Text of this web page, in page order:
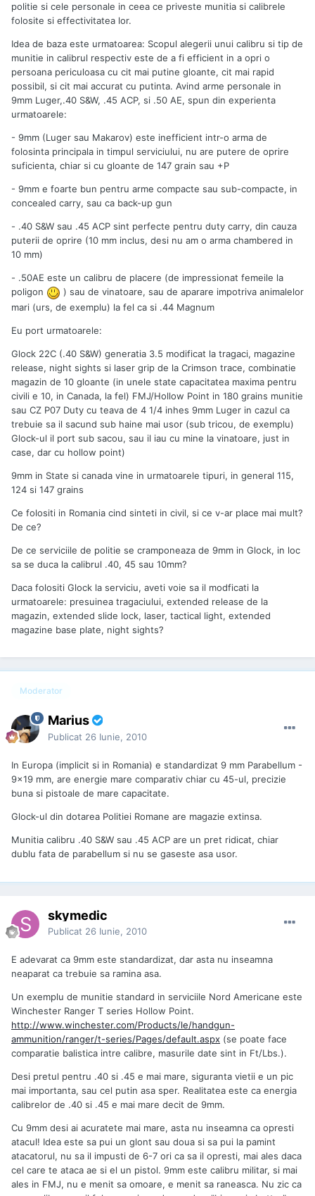
politie si cele personale in ceea ce priveste munitia si calibrele
folosite si effectivitatea lor.
Idea de baza este urmatoarea: Scopul alegerii unui calibru si tip de
munitie in calibrul respectiv este de a fi efficient in a opri o
persoana periculoasa cu cit mai putine gloante, cit mai rapid
possibil, si cit mai accurat cu putinta. Avind arme personale in
9mm Luger,.40 S&W, .45 ACP, si .50 AE, spun din experienta
urmatoarele:
- 9mm (Luger sau Makarov) este inefficient intr-o arma de
folosinta principala in timpul serviciului, nu are putere de oprire
suficienta, chiar si cu gloante de 147 grain sau +P
- 9mm e foarte bun pentru arme compacte sau sub-compacte, in
concealed carry, sau ca back-up gun
- .40 S&W sau .45 ACP sint perfecte pentru duty carry, din cauza
puterii de oprire (10 mm inclus, desi nu am o arma chambered in
10 mm)
- .50AE este un calibru de placere (de impressionat femeile la
poligon
) sau de vinatoare, sau de aparare impotriva animalelor
mari (urs, de exemplu) la fel ca si .44 Magnum
Eu port urmatoarele:
Glock 22C (.40 S&W) generatia 3.5 modificat la tragaci, magazine
release, night sights si laser grip de la Crimson trace, combinatie
magazin de 10 gloante (in unele state capacitatea maxima pentru
civili e 10, in Canada, la fel) FMJ/Hollow Point in 180 grains munitie
sau CZ P07 Duty cu teava de 4 1/4 inhes 9mm Luger in cazul ca
trebuie sa il sacund sub haine mai usor (sub tricou, de exemplu)
Glock-ul il port sub sacou, sau il iau cu mine la vinatoare, just in
case, dar cu hollow point)
9mm in State si canada vine in urmatoarele tipuri, in general 115,
124 si 147 grains
Ce folositi in Romania cind sinteti in civil, si ce v-ar place mai mult?
De ce?
De ce serviciile de politie se cramponeaza de 9mm in Glock, in loc
sa se duca la calibrul .40, 45 sau 10mm?
Daca folositi Glock la serviciu, aveti voie sa il modficati la
urmatoarele: presuinea tragaciului, extended release de la
magazin, extended slide lock, laser, tactical light, extended
magazine base plate, night sights?
Moderator
Marius
Publicat 26 Iunie, 2010
In Europa (implicit si in Romania) e standardizat 9 mm Parabellum -
9×19 mm, are energie mare comparativ chiar cu 45-ul, precizie
buna si pistoale de mare capacitate.
Glock-ul din dotarea Politiei Romane are magazie extinsa.
Munitia calibru .40 S&W sau .45 ACP are un pret ridicat, chiar
dublu fata de parabellum si nu se gaseste asa usor.
skymedic
Publicat 26 Iunie, 2010
E adevarat ca 9mm este standardizat, dar asta nu inseamna
neaparat ca trebuie sa ramina asa.
Un exemplu de munitie standard in serviciile Nord Americane este
Winchester Ranger T series Hollow Point.
http://www.winchester.com/Products/le/handgun-
ammunition/ranger/t-series/Pages/default.aspx (se poate face
comparatie balistica intre calibre, masurile date sint in Ft/Lbs.).
Desi pretul pentru .40 si .45 e mai mare, siguranta vietii e un pic
mai importanta, sau cel putin asa sper. Realitatea este ca energia
calibrelor de .40 si .45 e mai mare decit de 9mm.
Cu 9mm desi ai acuratete mai mare, asta nu inseamna ca opresti
atacul! Idea este sa pui un glont sau doua si sa pui la pamint
atacatorul, nu sa il impusti de 6-7 ori ca sa il opresti, mai ales daca
cel care te ataca ae si el un pistol. 9mm este calibru militar, si mai
ales in FMJ, nu e menit sa omoare, e menit sa raneasca. Nu zic ca